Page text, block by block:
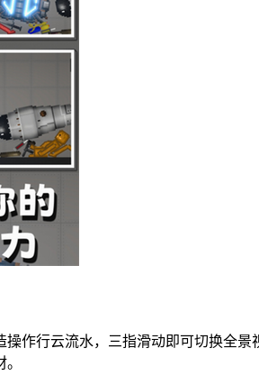
操作行云流水，三指滑动即可切换全